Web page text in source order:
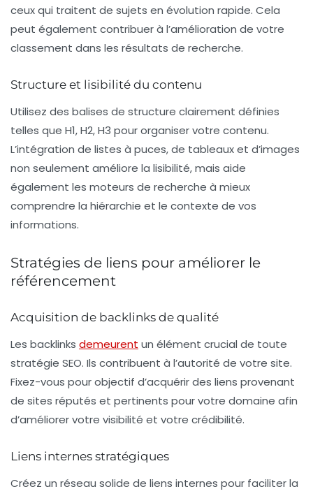
ceux qui traitent de sujets en évolution rapide. Cela
peut également contribuer à l’amélioration de votre
classement dans les résultats de recherche.
Structure et lisibilité du contenu
Utilisez des balises de structure clairement définies
telles que H1, H2, H3 pour organiser votre contenu.
L’intégration de listes à puces, de tableaux et d’images
non seulement améliore la lisibilité, mais aide
également les moteurs de recherche à mieux
comprendre la hiérarchie et le contexte de vos
informations.
Stratégies de liens pour améliorer le
référencement
Acquisition de backlinks de qualité
Les backlinks demeurent un élément crucial de toute
stratégie SEO. Ils contribuent à l’autorité de votre site.
Fixez-vous pour objectif d’acquérir des liens provenant
de sites réputés et pertinents pour votre domaine afin
d’améliorer votre visibilité et votre crédibilité.
Liens internes stratégiques
Créez un réseau solide de liens internes pour faciliter la